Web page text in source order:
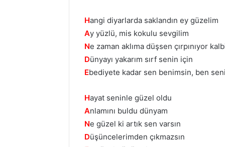
Hangi diyarlarda saklandın ey güzelim
Ay yüzlü, mis kokulu sevgilim
Ne zaman aklıma düşsen çırpınıyor
Dünyayı yakarım sırf senin için
Ebediyete kadar sen benimsin, ben
Hayat seninle güzel oldu
Anlamını buldu dünyam
Ne güzel ki artık sen varsın
Düşüncelerimden çıkmazsın